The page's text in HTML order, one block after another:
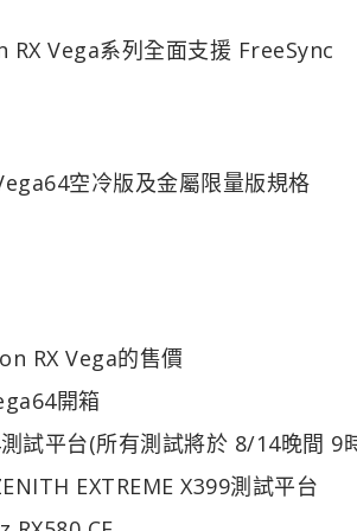
RX Vega系列全面支援 FreeSync
空冷版及金屬限量版規格
RX Vega的售價
開箱
試平台(所有測試將於 8/14晚間 9
EXTREME X399測試平台